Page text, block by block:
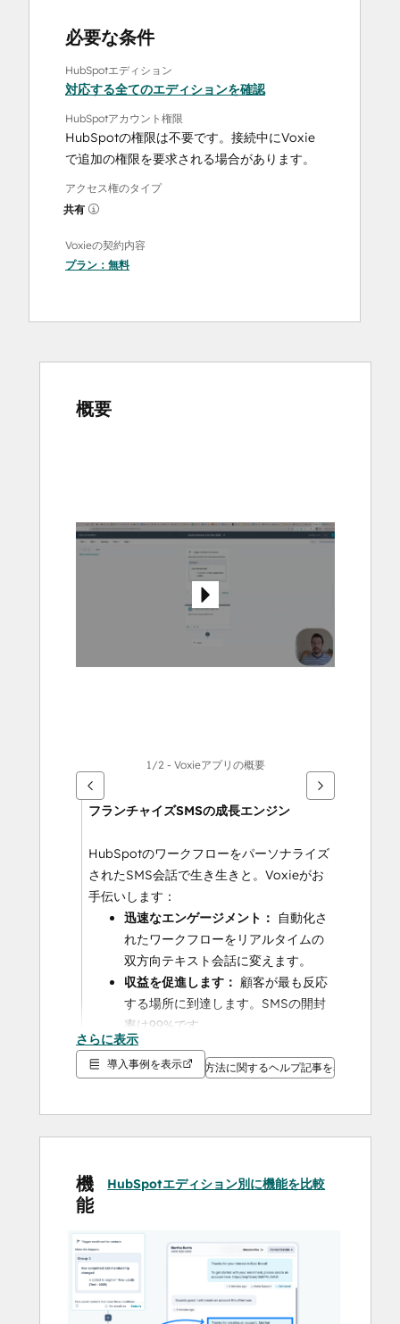
必要な条件
HubSpotエディション
対応する全てのエディションを確認
HubSpotアカウント権限
HubSpotの権限は不要です。接続中にVoxie
で追加の権限を要求される場合があります。
アクセス権のタイプ
共有
Voxieの契約内容
プラン： 無料
概要
を
表
1/2 - Voxieアプリの概要
フランチャイズSMSの成長エンジン
HubSpotのワークフローをパーソナライズ
されたSMS会話で生き生きと。Voxieがお
手伝いします：
迅速なエンゲージメント： 自動化さ
れたワークフローをリアルタイムの
双方向テキスト会話に変えます。
収益を促進します： 顧客が最も反応
する場所に到達します。SMSの開封
率は99%です。
スマートに拡大：
イスと戦略を守りながら、各拠点に
HubSpotワークフローでSMSをトリガー
SMSのタッチポイントをHubSpotワークフ
ローにトリガーして、真のオムニチャネル
体験を実現します。
HubSpotリストへの迅速な配信
さらに表示
導入事例を表示設定方法に関するヘルプ記事を表示
機
能
HubSpotエディション別に機能を比較